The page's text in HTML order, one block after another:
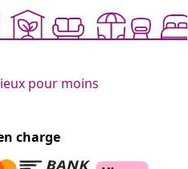
pour moins
charge